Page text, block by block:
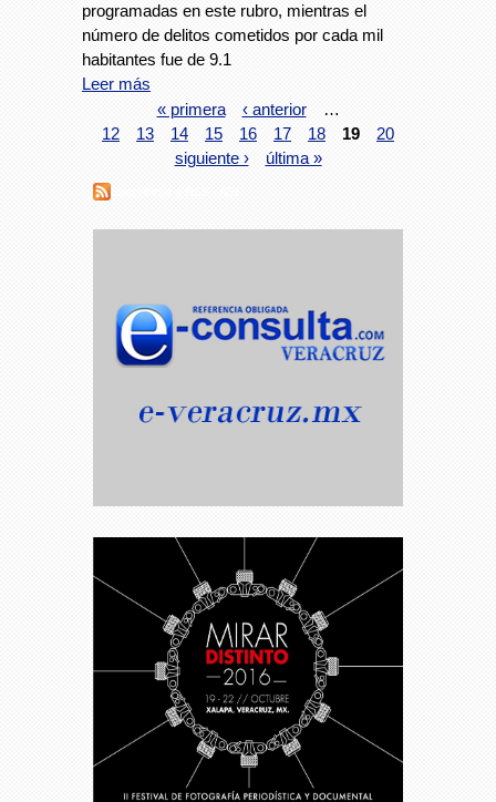
programadas en este rubro, mientras el
número de delitos cometidos por cada mil
habitantes fue de 9.1
Leer más
« primera
‹ anterior
12
13 14 15 16 17 18 19
20
siguiente ›
última »